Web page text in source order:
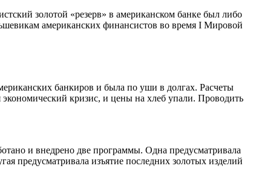
золотой «резерв» в американском банке был либо
американских финансистов во время I Мировой
банкиров и была по уши в долгах. Расчеты
экономический кризис, и цены на хлеб упали. Проводить
и внедрено две программы. Одна предусматривала
предусматривала изъятие последних золотых изделий